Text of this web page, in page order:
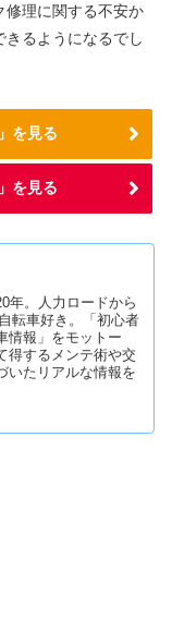
修理に関する不安か
るようになるでし
を見る
を見る
年。人力ロードから
転車好き。「初心者
情報」をモットー
得するメンテ術や交
いたリアルな情報を